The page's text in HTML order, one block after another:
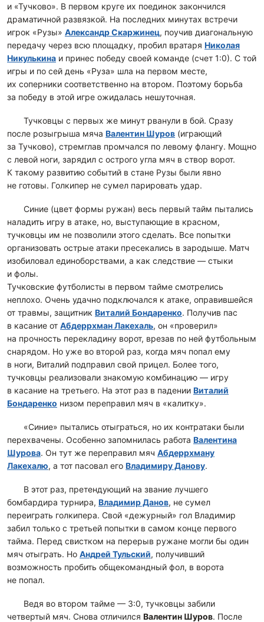
и «Тучково». В первом круге их поединок закончился
драматичной развязкой. На последних минутах встречи
игрок «Рузы» Александр Скаржинец, поучив диагональную
передачу через всю площадку, пробил вратаря Николая
Никулькина и принес победу своей команде (счет 1:0). С той
игры и по сей день «Руза» шла на первом месте,
их соперники соответственно на втором. Поэтому борьба
за победу в этой игре ожидалась нешуточная.
Тучковцы с первых же минут рванули в бой. Сразу
после розыгрыша мяча Валентин Шуров (играющий
за Тучково), стремглав промчался по левому флангу. Мощно
с левой ноги, зарядил с острого угла мяч в створ ворот.
К такому развитию событий в стане Рузы были явно
не готовы. Голкипер не сумел парировать удар.
Синие (цвет формы ружан) весь первый тайм пытались
наладить игру в атаке, но, выступающие в красном,
тучковцы им не позволили этого сделать. Все попытки
организовать острые атаки пресекались в зародыше. Матч
изобиловал единоборствами, а как следствие — стыки
и фолы.
Тучковские футболисты в первом тайме смотрелись
неплохо. Очень удачно подключался к атаке, оправившейся
от травмы, защитник Виталий Бондаренко. Получив пас
в касание от Абдеррхман Лакехаль, он «проверил»
на прочность перекладину ворот, врезав по ней футбольным
снарядом. Но уже во второй раз, когда мяч попал ему
в ноги, Виталий подправил свой прицел. Более того,
тучковцы реализовали знакомую комбинацию — игру
в касание на третьего. На этот раз в падении Виталий
Бондаренко низом переправил мяч в «калитку».
«Синие» пытались отыграться, но их контратаки были
перехвачены. Особенно запомнилась работа Валентина
Шурова. Он тут же переправил мяч Абдеррхману
Лакехалю, а тот пасовал его Владимиру Данову.
В этот раз, претендующий на звание лучшего
бомбардира турнира, Владимир Данов, не сумел
переиграть голкипера. Свой «дежурный» гол Владимир
забил только с третьей попытки в самом конце первого
тайма. Перед свистком на перерыв ружане могли бы один
мяч отыграть. Но Андрей Тульский, получивший
возможность пробить общекомандный фол, в ворота
не попал.
Ведя во втором тайме — 3:0, тучковцы забили
четвертый мяч. Снова отличился Валентин Шуров. После